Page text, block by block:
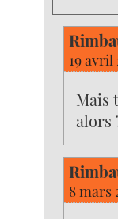
19 avril
Mais
alors
8 mars